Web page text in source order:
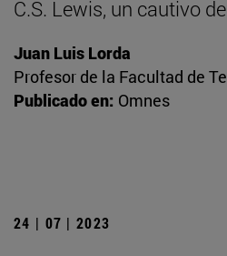
C.S. Lewis, un cautivo
Juan Luis Lorda
Profesor de la Facultad de
Publicado en: Omnes
24 | 07 | 2023